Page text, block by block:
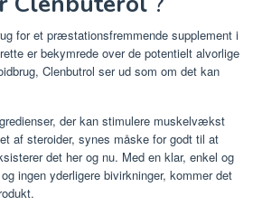
for et præstationsfremmende supplement i
er bekymrede over de potentielt alvorlige
Clenbutrol ser ud som om det kan
der kan stimulere muskelvækst
af steroider, synes måske for godt til at
det her og nu. Med en klar, enkel og
ingen yderligere bivirkninger, kommer det